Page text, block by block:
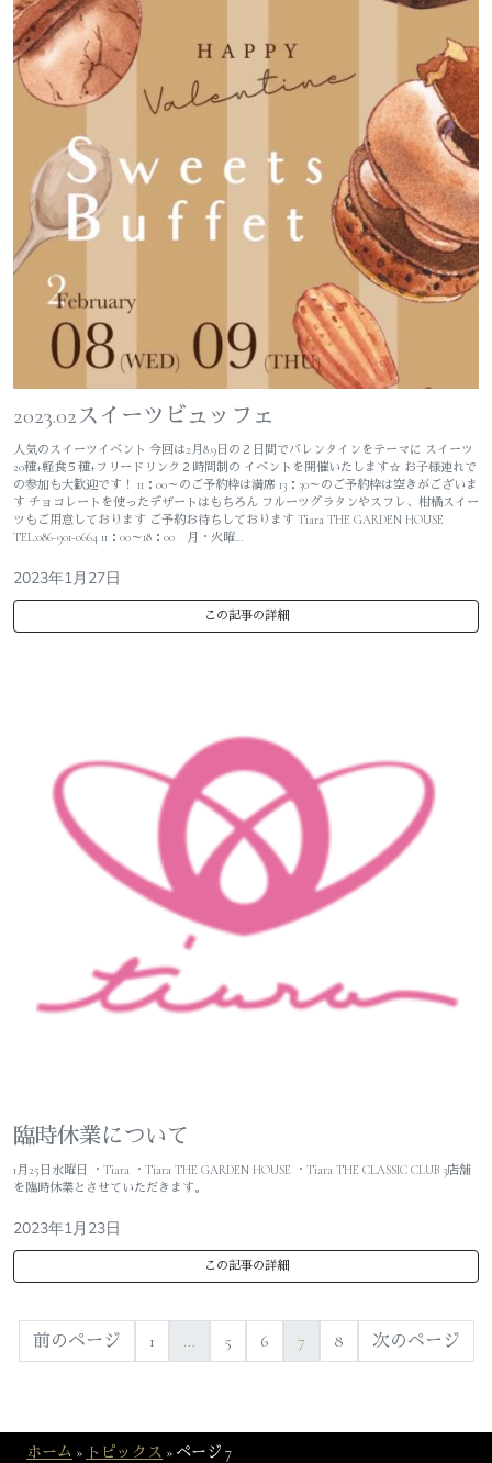
2023.02スイーツビュッフェ
人気のスイーツイベント 今回は2月8.9日の２日間でバレンタインをテーマに スイーツ
20種+軽食５種+フリードリンク２時間制の イベントを開催いたします☆ お子様連れで
の参加も大歓迎です！ 11：00～のご予約枠は満席 13：30～のご予約枠は空きがございま
す チョコレートを使ったデザートはもちろん フルーツグラタンやスフレ、柑橘スイー
ツもご用意しております ご予約お待ちしております Tiara THE GARDEN HOUSE
TEL:086-901-0664 11：00～18：00 月・火曜…
2023年1月27日
この記事の詳細
臨時休業について
1月25日水曜日 ・Tiara ・Tiara THE GARDEN HOUSE ・Tiara THE CLASSIC CLUB 3店舗
を臨時休業とさせていただきます。
2023年1月23日
この記事の詳細
前のページ 1 … 5 6 7 8 次のページ
ホーム » トピックス »ページ 7